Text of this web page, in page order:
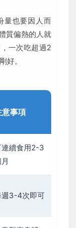
量也要因人而
質偏熱的人就
一次吃超過2
好。
意事項
連續食用2-3
週3-4次即可